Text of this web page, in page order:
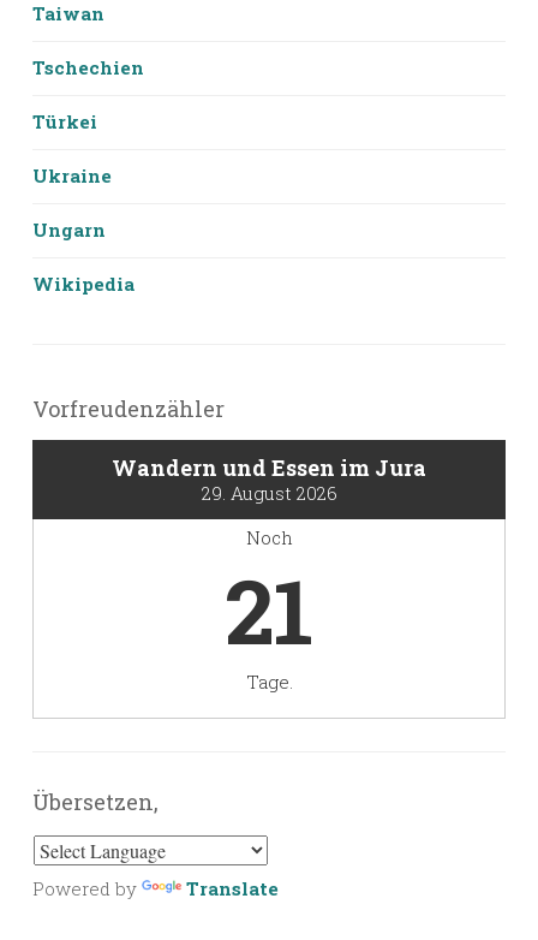
Taiwan
Tschechien
Türkei
Ukraine
Ungarn
Wikipedia
Vorfreudenzähler
Wandern und Essen im Jura
29. August 2026
Noch
21
Tage.
Übersetzen,
Powered by Translate